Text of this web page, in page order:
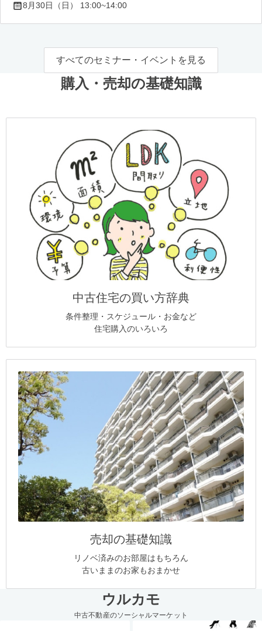
8月30日（日） 13:00~14:00
すべてのセミナー・イベントを見る
購入・売却の基礎知識
中古住宅の買い方辞典
条件整理・スケジュール・お金など
住宅購入のいろいろ
売却の基礎知識
リノベ済みのお部屋はもちろん
古いままのお家もおまかせ
ウルカモ
中古不動産のソーシャルマーケット